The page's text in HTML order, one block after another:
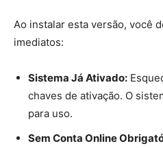
Ao instalar esta versão, você
imediatos:
Sistema Já Ativado:
chaves de ativação. O
para uso.
Sem Conta Online